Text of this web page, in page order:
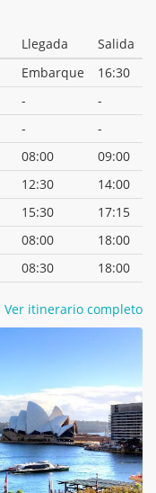
Llegada
Salida
Embarque
16:30
-
-
-
-
08:00
09:00
12:30
14:00
15:30
17:15
08:00
18:00
08:30 18:00
Ver itinerario completo